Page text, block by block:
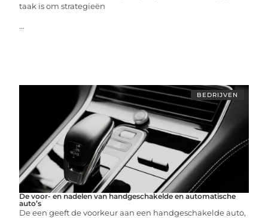
taak is om strategieën
...
BEDRIJVEN
De voor- en nadelen van handgeschakelde en automatische
auto’s
De een geeft de voorkeur aan een handgeschakelde auto,